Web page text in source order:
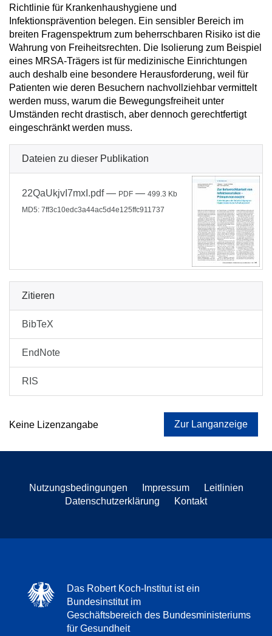
Richtlinie für Krankenhaushygiene und
Infektionsprävention belegen. Ein sensibler Bereich im
breiten Fragenspektrum zum beherrschbaren Risiko ist die
Wahrung von Freiheitsrechten. Die Isolierung zum Beispiel
eines MRSA-Trägers ist für medizinische Einrichtungen
auch deshalb eine besondere Herausforderung, weil für
Patienten wie deren Besuchern nachvollziehbar vermittelt
werden muss, warum die Bewegungsfreiheit unter
Umständen recht drastisch, aber dennoch gerechtfertigt
eingeschränkt werden muss.
Dateien zu dieser Publikation
22QaUkjvI7mxI.pdf— PDF — 499.3 Kb
MD5: 7ff3c10edc3a44ac5d4e125ffc911737
Zitieren
BibTeX
EndNote
RIS
Keine Lizenzangabe Zur Langanzeige
Nutzungsbedingungen Impressum
Leitlinien
Datenschutzerklärung
Kontakt
Das Robert Koch-Institut ist ein
Bundesinstitut im
Geschäftsbereich des Bundesministeriums
für Gesundheit